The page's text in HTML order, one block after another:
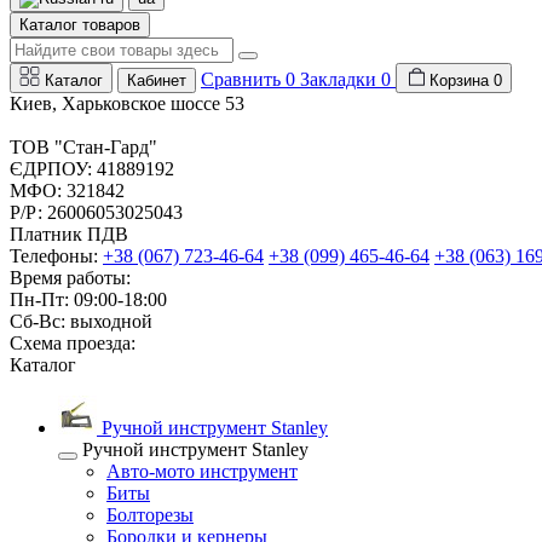
Каталог товаров
Каталог Кабинет Сравнить 0 Закладки 0 Корзина 0
Киев, Харьковское шоссе 53
ТОВ "Стан-Гард"
ЄДРПОУ: 41889192
МФО: 321842
Р/Р: 26006053025043
Платник ПДВ
Телефоны: +38 (067) 723-46-64 +38 (099) 465-46-64 +38 (063)
Время работы:
Пн-Пт: 09:00-18:00
Сб-Вс: выходной
Схема проезда:
Каталог
Ручной инструмент Stanley
Ручной инструмент Stanley
Авто-мото инструмент
Биты
Болторезы
Бородки и кернеры